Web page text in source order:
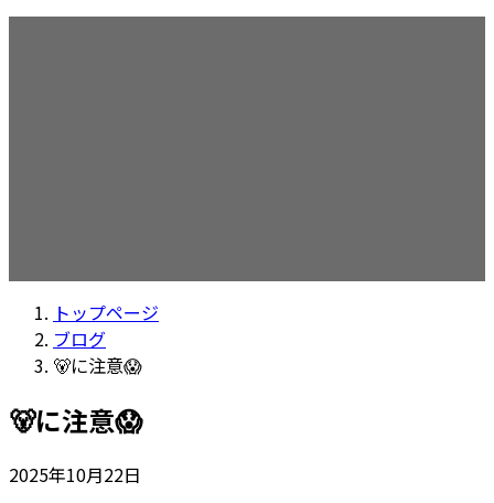
トップページ
ブログ
🐻に注意😱
🐻に注意😱
2025年10月22日